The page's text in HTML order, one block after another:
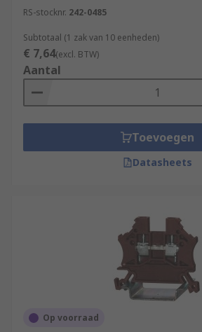
RS-stocknr. 242-0485
Subtotaal (1 zak van 10 eenheden)
€ 7,64(excl. BTW)
Aantal
Toevoegen
Datasheets
Op voorraad